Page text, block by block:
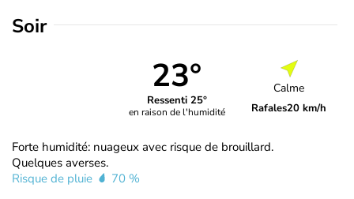
Soir
23°
Ressenti 25°
en raison de l'humidité
Calme
Rafales20 km/h
Forte humidité: nuageux avec risque de brouillard.
Quelques averses.
Risque de pluie
70 %